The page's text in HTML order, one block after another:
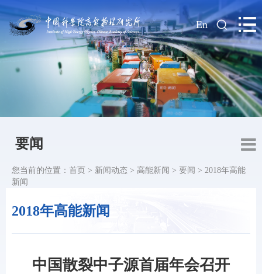
| En
要闻
2018年高能新闻
您当前的位置： 首页 > 新闻动态 > 高能新闻 > 要闻 > 2018年高能
新闻
中国散裂中子源首届年会召开